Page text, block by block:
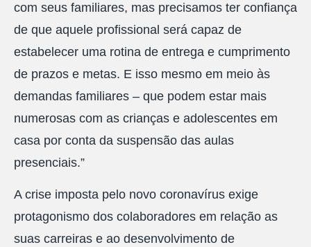
com seus familiares, mas precisamos ter confiança
de que aquele profissional será capaz de
estabelecer uma rotina de entrega e cumprimento
de prazos e metas. E isso mesmo em meio às
demandas familiares – que podem estar mais
numerosas com as crianças e adolescentes em
casa por conta da suspensão das aulas
presenciais.”
A crise imposta pelo novo coronavírus exige
protagonismo dos colaboradores em relação as
suas carreiras e ao desenvolvimento de